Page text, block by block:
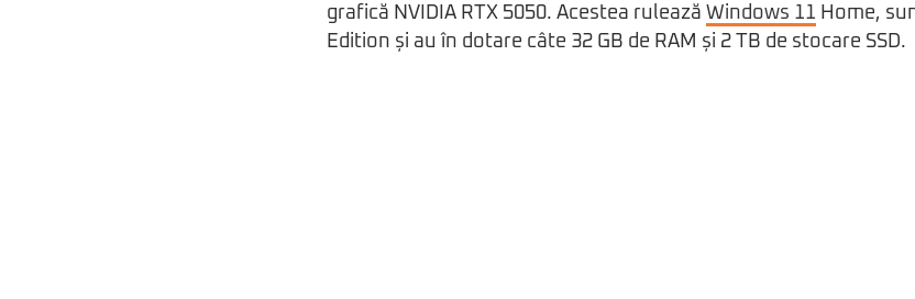
grafică NVIDIA RTX 5050. Acestea rulează Windows 11 Home,
Edition și au în dotare câte 32 GB de RAM și 2 TB de stocare SSD.